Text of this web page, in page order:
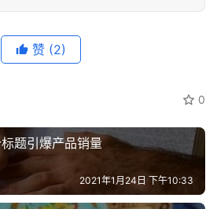
赞 (2)
0
题引爆产品销量
2021年1月24日 下午10:33